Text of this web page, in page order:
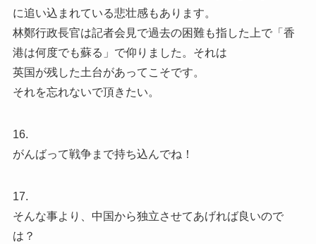
に追い込まれている悲壮感もあります。
林鄭行政長官は記者会見で過去の困難も指した上で「香
港は何度でも蘇る」で仰りました。それは
英国が残した土台があってこそです。
それを忘れないで頂きたい。
16.
がんばって戦争まで持ち込んでね！
17.
そんな事より、中国から独立させてあげれば良いので
は？